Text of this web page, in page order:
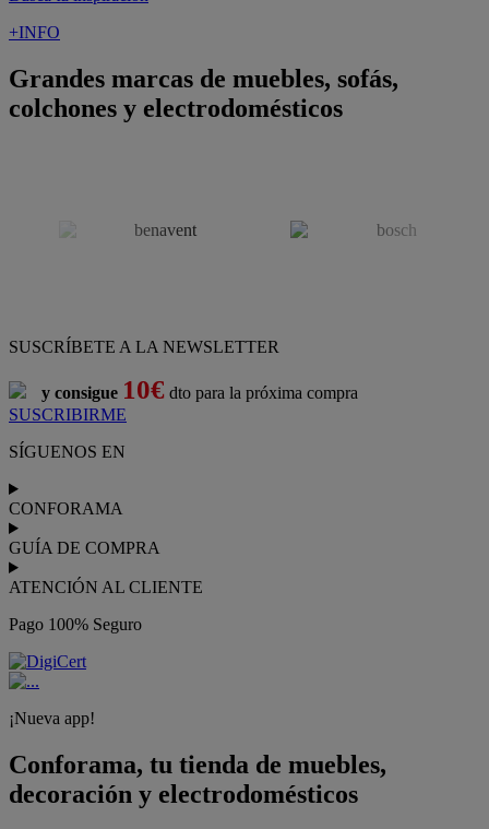
+INFO
Grandes marcas de muebles, sofás,
colchones y electrodomésticos
SUSCRÍBETE A LA NEWSLETTER
y consigue 10€ dto para la próxima compra
SUSCRIBIRME
SÍGUENOS EN
CONFORAMA
GUÍA DE COMPRA
ATENCIÓN AL CLIENTE
Pago 100% Seguro
¡Nueva app!
Conforama, tu tienda de muebles,
decoración y electrodomésticos